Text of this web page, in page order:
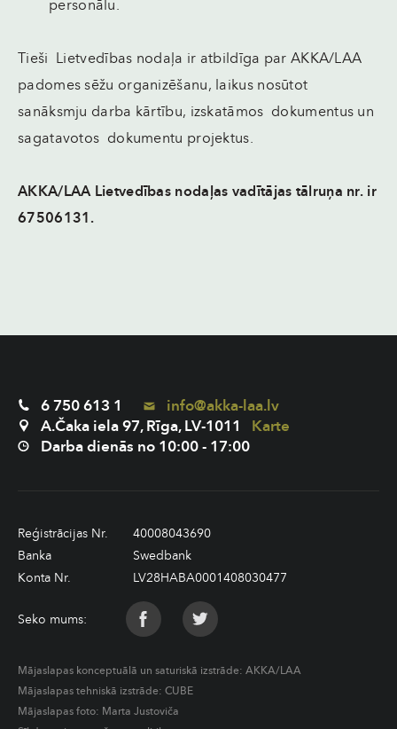
personālu.
Tieši Lietvedības nodaļa ir atbildīga par AKKA/LAA
padomes sēžu organizēšanu, laikus nosūtot
sanāksmju darba kārtību, izskatāmos dokumentus un
sagatavotos dokumentu projektus.
AKKA/LAA Lietvedības nodaļas vadītājas tālruņa nr. ir
67506131.
6 750 613 1
info@akka-laa.lv
A.Čaka iela 97, Rīga, LV-1011
Karte
Darba dienās no 10:00 - 17:00
Reģistrācijas Nr.
40008043690
Banka
Swedbank
Konta Nr.
LV28HABA0001408030477
Seko mums:
Mājaslapas konceptuālā un saturiskā izstrāde: AKKA/LAA
Mājaslapas tehniskā izstrāde: CUBE
Mājaslapas foto: Marta Justoviča